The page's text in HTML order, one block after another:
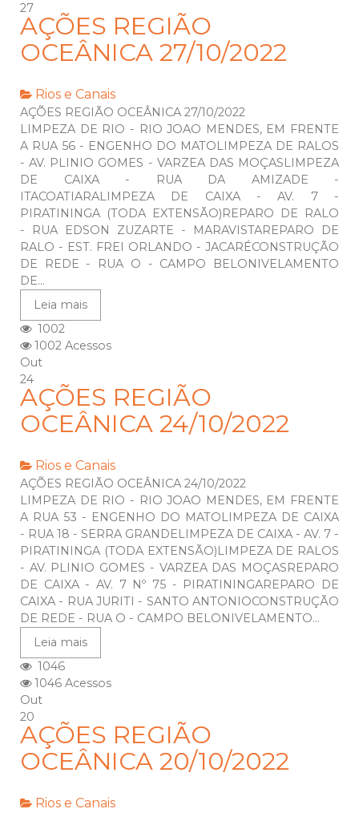
27
AÇÕES REGIÃO
OCEÂNICA 27/10/2022
Rios e Canais
AÇÕES REGIÃO OCEÂNICA 27/10/2022
LIMPEZA DE RIO - RIO JOAO MENDES, EM FRENTE
A RUA 56 - ENGENHO DO MATOLIMPEZA DE RALOS
- AV. PLINIO GOMES - VARZEA DAS MOÇASLIMPEZA
DE CAIXA - RUA DA AMIZADE -
ITACOATIARALIMPEZA DE CAIXA - AV. 7 -
PIRATININGA (TODA EXTENSÃO)REPARO DE RALO
- RUA EDSON ZUZARTE - MARAVISTAREPARO DE
RALO - EST. FREI ORLANDO - JACARÉCONSTRUÇÃO
DE REDE - RUA O - CAMPO BELONIVELAMENTO
DE...
Leia mais
1002
1002 Acessos
Out
24
AÇÕES REGIÃO
OCEÂNICA 24/10/2022
Rios e Canais
AÇÕES REGIÃO OCEÂNICA 24/10/2022
LIMPEZA DE RIO - RIO JOAO MENDES, EM FRENTE
A RUA 53 - ENGENHO DO MATOLIMPEZA DE CAIXA
- RUA 18 - SERRA GRANDELIMPEZA DE CAIXA - AV. 7 -
PIRATININGA (TODA EXTENSÃO)LIMPEZA DE RALOS
- AV. PLINIO GOMES - VARZEA DAS MOÇASREPARO
DE CAIXA - AV. 7 Nº 75 - PIRATININGAREPARO DE
CAIXA - RUA JURITI - SANTO ANTONIOCONSTRUÇÃO
DE REDE - RUA O - CAMPO BELONIVELAMENTO...
Leia mais
1046
1046 Acessos
Out
20
AÇÕES REGIÃO
OCEÂNICA 20/10/2022
Rios e Canais